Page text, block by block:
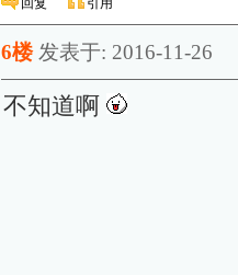
回复 引用
6楼 发表于: 2016-11-26
不知道啊